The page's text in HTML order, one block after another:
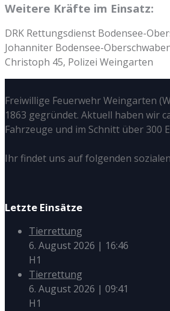
Weitere Kräfte im Einsatz:
DRK Rettungsdienst Bodensee-
Johanniter Bodensee-
Christoph 45, Polizei Weingarten
Freiwillige Feuerwehr Weingarten
1863 gegründet. Aktuell haben wir
Fahrzeuge und im Schnitt über 300
Ihr findet uns auf folgenden
Letzte Einsätze
Tierrettung
6. August 2026 | 16:46
H1
Tierrettung
6. August 2026 | 09:41
H1